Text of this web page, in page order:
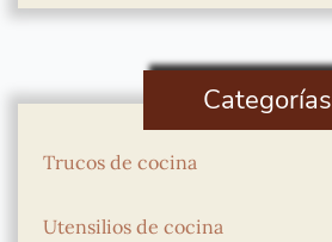
Categorías
Trucos de cocina
Utensilios de cocina